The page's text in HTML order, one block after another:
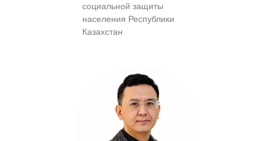
социальной защиты
населения Республики
Казахстан